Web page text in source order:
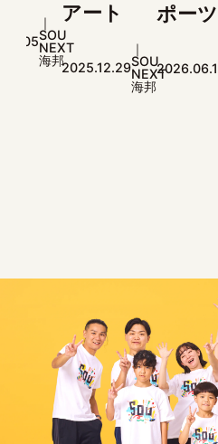
ート
SOU
NEXT
ポーツ
2026.06.17SOU
NEXT
海邦
活
ン
公